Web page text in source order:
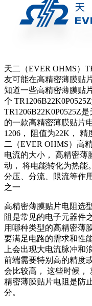
天二（EVER OHMS）
友可能在高精密薄膜贴
知道一些高精密薄膜贴
个
TR1206B22K0P0525Z
的一款高精密薄膜贴片
1206，
阻值为22K， 精
二（EVER OHMS）高
电流的大小， 高精密薄
动， 将电能转化为热能
分压、分流、限流等作
之一
高精密薄膜贴片电阻选
阻是常见的电子元器件
用哪种类型的高精密薄
要满足电路的需求和性
上会出现大电流脉冲和
前端需要特别高的精度
会比较高， 这些时候，
精密薄膜贴片电阻是防
分。